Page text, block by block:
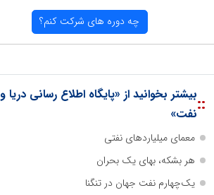
چه دوره های شركت كنم؟
::بیشتر بخوانید از «پایگاه اطلاع رسانی دریا و
نفت»
معمای میلیاردهای نفتی
هر بشکه، بهای یک بحران
یک‌چهارم نفت جهان در تنگنا